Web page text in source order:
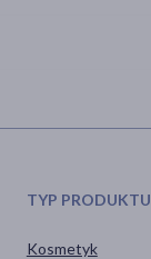
TYP PRODUKTU
Kosmetyk